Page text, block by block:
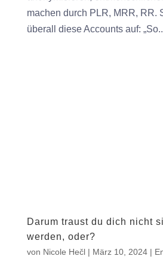
machen durch PLR, MRR, RR.
überall diese Accounts auf:
Darum traust du dich nicht
werden, oder?
von Nicole Hečl| März 10, 2024|